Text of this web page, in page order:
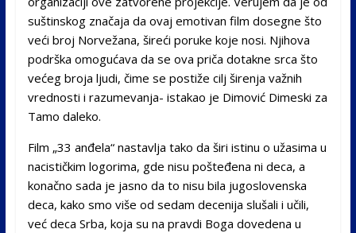
suštinskog značaja da ovaj emotivan film dosegne što
veći broj Norvežana, šireći poruke koje nosi. Njihova
podrška omogućava da se ova priča dotakne srca što
većeg broja ljudi, čime se postiže cilj širenja važnih
vrednosti i razumevanja- istakao je Dimović Dimeski za
Tamo daleko.
Film „33 anđela“ nastavlja tako da širi istinu o užasima u
nacističkim logorima, gde nisu pošteđena ni deca, a
konačno sada je jasno da to nisu bila jugoslovenska
deca, kako smo više od sedam decenija slušali i učili,
već deca Srba, koja su na pravdi Boga dovedena u